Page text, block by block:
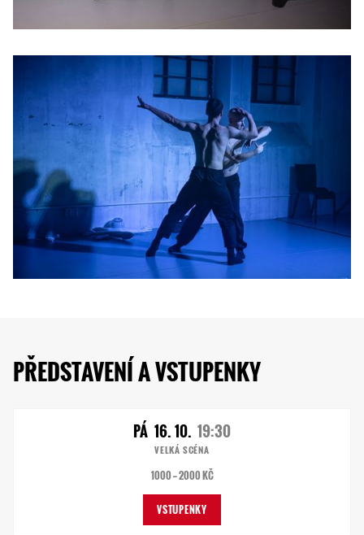
PŘEDSTAVENÍ A VSTUPENKY
PÁ 16. 10. 19:30
VELKÁ SCÉNA
1000 — 2000 KČ
VSTUPENKY